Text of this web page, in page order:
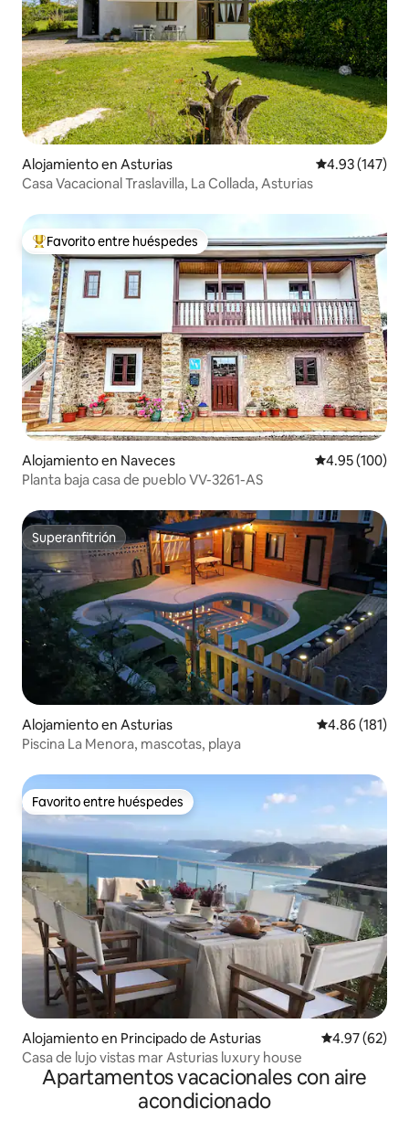
Alojamiento en Asturias Calificación
4.93 (147)
Casa Vacacional Traslavilla, La Collada, Asturias
Favorito entre huéspedes preferido
Favorito entre huéspedes
Alojamiento en Naveces Calificación
4.95 (100)
Planta baja casa de pueblo VV-3261-AS
Superanfitrión
Superanfitrión
Alojamiento en Asturias Calificación
4.86 (181)
Piscina La Menora, mascotas, playa
Favorito entre huéspedes
Favorito entre huéspedes
Alojamiento en Principado de Asturias Calificación
4.97 (62)
Casa de lujo vistas mar Asturias luxury house
Apartamentos vacacionales con aire
acondicionado